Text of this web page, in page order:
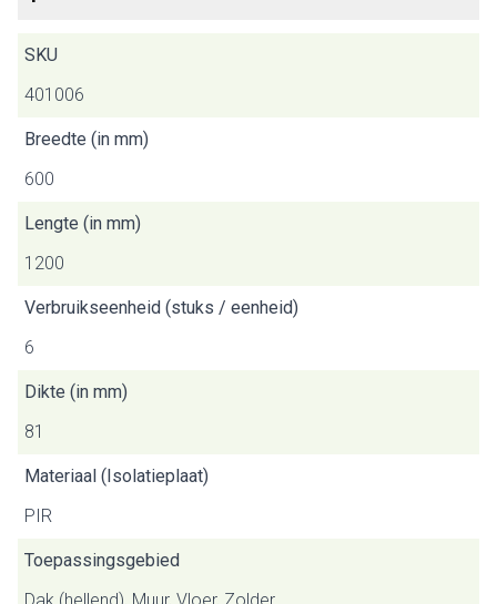
SKU
401006
Breedte (in mm)
600
Lengte (in mm)
1200
Verbruikseenheid (stuks / eenheid)
6
Dikte (in mm)
81
Materiaal (Isolatieplaat)
PIR
Toepassingsgebied